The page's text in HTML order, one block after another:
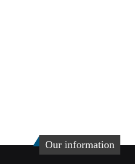
Our information